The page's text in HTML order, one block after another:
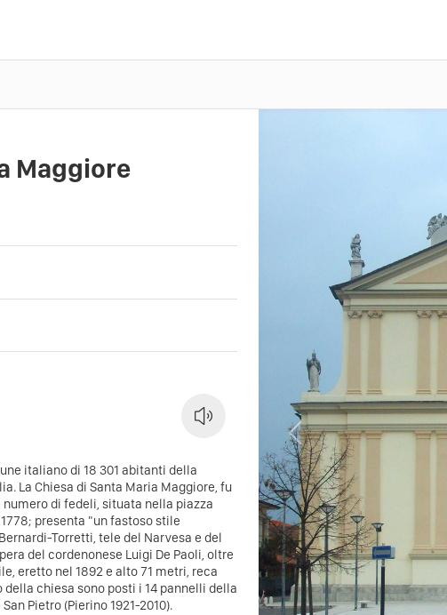
Maggiore
italiano di 18 301 abitanti della
La Chiesa di Santa Maria Maggiore, fu
di fedeli, situata nella piazza
presenta "un fastoso stile
Torretti, tele del Narvesa e del
del cordenonese Luigi De Paoli, oltre
eretto nel 1892 e alto 71 metri, reca
chiesa sono posti i 14 pannelli della
Pietro (Pierino 1921-2010).
Previous